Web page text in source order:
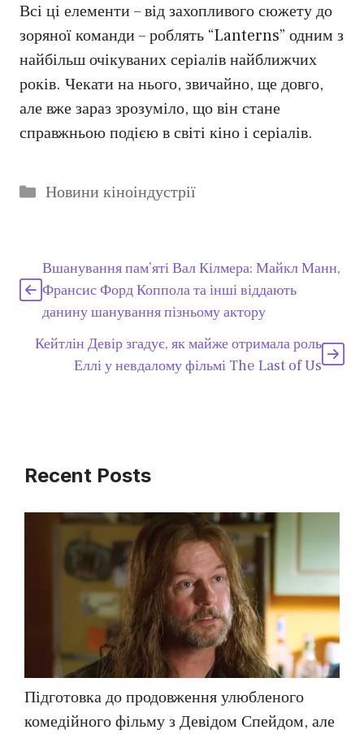
Всі ці елементи – від захопливого сюжету до
зоряної команди – роблять “Lanterns” одним з
найбільш очікуваних серіалів найближчих
років. Чекати на нього, звичайно, ще довго,
але вже зараз зрозуміло, що він стане
справжньою подією в світі кіно і серіалів.
Категорії
Новини кіноіндустрії
Вшанування пам’яті Вал Кілмера: Майкл Манн,
Франсис Форд Коппола та інші віддають
данину шанування пізньому актору
Кейтлін Девір згадує, як майже отримала роль
Еллі у невдалому фільмі The Last of Us
Recent Posts
Підготовка до продовження улюбленого
комедійного фільму з Девідом Спейдом, але